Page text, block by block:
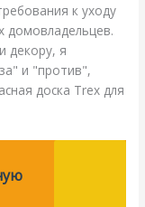
к уходу
домовладельцев.
декору, я
и "против",
доска Trex для